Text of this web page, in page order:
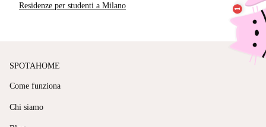
Residenze per studenti a Milano
SPOTAHOME
Come funziona
Chi siamo